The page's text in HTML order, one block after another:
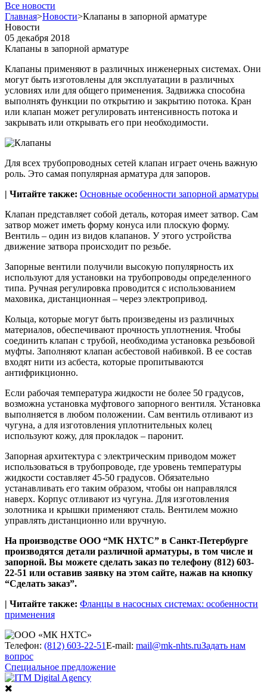
Все новости
Главная>Новости>Клапаны в запорной арматуре
Новости
05 декабря 2018
Клапаны в запорной арматуре
Клапаны применяют в различных инженерных системах. Они
могут быть изготовлены для эксплуатации в различных
условиях или для общего применения. Задвижка способна
выполнять функции по открытию и закрытию потока. Кран
или клапан может регулировать интенсивность потока и
закрывать или открывать его при необходимости.
Для всех трубопроводных сетей клапан играет очень важную
роль. Это самая популярная арматура для запоров.
| Читайте также: Основные особенности запорной арматуры
Клапан представляет собой деталь, которая имеет затвор. Сам
затвор может иметь форму конуса или плоскую форму.
Вентиль – один из видов клапанов. У этого устройства
движение затвора происходит по резьбе.
Запорные вентили получили высокую популярность их
используют для установки на трубопроводы определенного
типа. Ручная регулировка проводится с использованием
маховика, дистанционная – через электропривод.
Кольца, которые могут быть произведены из различных
материалов, обеспечивают прочность уплотнения. Чтобы
соединить клапан с трубой, необходима установка резьбовой
муфты. Заполняют клапан асбестовой набивкой. В ее состав
входят нити из асбеста, которые пропитываются
антифрикционно.
Если рабочая температура жидкости не более 50 градусов,
возможна установка муфтового запорного вентиля. Установка
выполняется в любом положении. Сам вентиль отливают из
чугуна, а для изготовления уплотнительных колец
используют кожу, для прокладок – паронит.
Запорная архитектура с электрическим приводом может
использоваться в трубопроводе, где уровень температуры
жидкости составляет 45-50 градусов. Обязательно
устанавливать его таким образом, чтобы он направлялся
наверх. Корпус отливают из чугуна. Для изготовления
золотника и крышки применяют сталь. Вентилем можно
управлять дистанционно или вручную.
На производстве ООО “МК НХТС” в Санкт-Петербурге
производятся детали различной арматуры, в том числе и
запорной. Вы можете сделать заказ по телефону (812) 603-
22-51 или оставив заявку на этом сайте, нажав на кнопку
“Сделать заказ”.
| Читайте также: Фланцы в насосных системах: особенности
применения
Телефон: (812) 603-22-51E-mail: mail@mk-nhts.ruЗадать нам
вопрос
Специальное предложение